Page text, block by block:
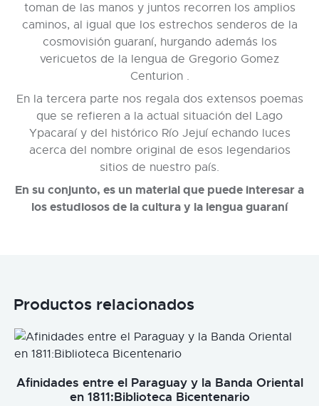
toman de las manos y juntos recorren los amplios
caminos, al igual que los estrechos senderos de la
cosmovisión guaraní, hurgando además los
vericuetos de la lengua de Gregorio Gomez
Centurion .
En la tercera parte nos regala dos extensos poemas
que se refieren a la actual situación del Lago
Ypacaraí y del histórico Río Jejuí echando luces
acerca del nombre original de esos legendarios
sitios de nuestro país.
En su conjunto, es un material que puede interesar a
los estudiosos de la cultura y la lengua guaraní
Productos relacionados
Afinidades entre el Paraguay y la Banda Oriental
en 1811:Biblioteca Bicentenario